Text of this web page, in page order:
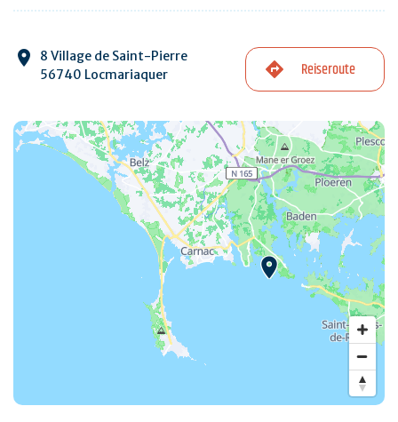
8 Village de Saint-Pierre
56740 Locmariaquer
Reiseroute